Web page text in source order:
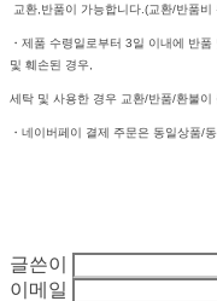
교환,반품이 가능합니다.(교환/반품비
・제품 수령일로부터 3일 이내에 반
및 훼손된 경우,
세탁 및 사용한 경우 교환/반품/환불이
・네이버페이 결제 주문은 동일상품/
글쓴이
이메일